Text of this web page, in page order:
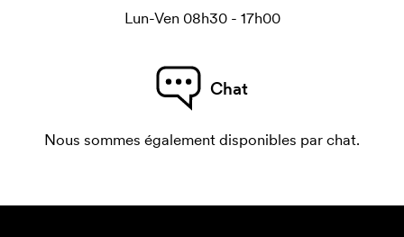
Lun-Ven 08h30 - 17h00
Chat
Nous sommes également disponibles par chat.